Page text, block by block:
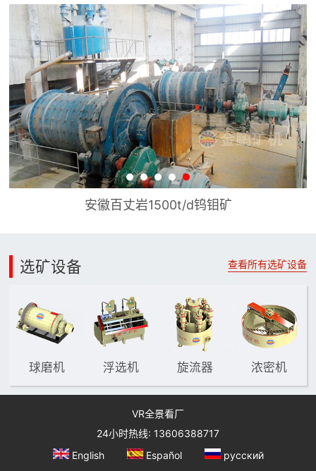
铅锌矿
安徽百丈岩
选矿设备 查看所有选矿设备
球磨机 浮选机 旋流器 浓密机
VR全景看厂
24小时热线: 13606388717
English
Español
русский